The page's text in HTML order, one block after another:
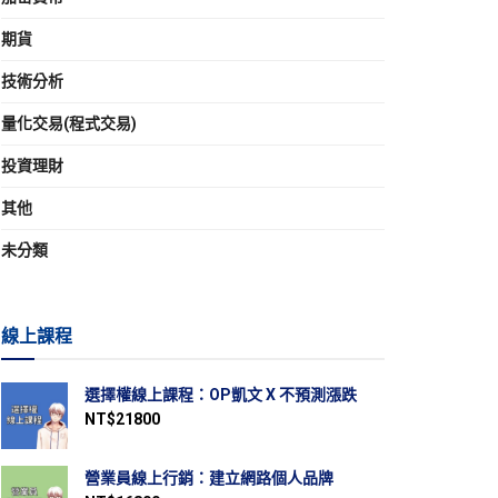
期貨
技術分析
量化交易(程式交易)
投資理財
其他
未分類
線上課程
選擇權線上課程：OP凱文 X 不預測漲跌
NT$21800
營業員線上行銷：建立網路個人品牌